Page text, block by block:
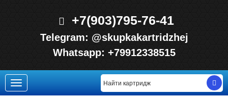
+7(903)795-76-41
Telegram: @skupkakartridzhej
Whatsapp: +79912338515
Toggle
navigation